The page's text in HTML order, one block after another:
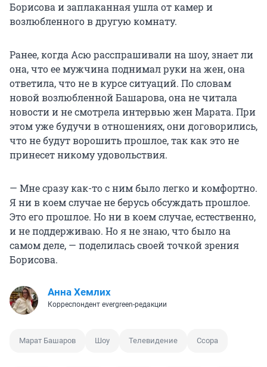
Борисова и заплаканная ушла от камер и
возлюбленного в другую комнату.
Ранее, когда Асю расспрашивали на шоу, знает ли
она, что ее мужчина поднимал руки на жен, она
ответила, что не в курсе ситуаций. По словам
новой возлюбленной Башарова, она не читала
новости и не смотрела интервью жен Марата. При
этом уже будучи в отношениях, они договорились,
что не будут ворошить прошлое, так как это не
принесет никому удовольствия.
— Мне сразу как-то с ним было легко и комфортно.
Я ни в коем случае не берусь обсуждать прошлое.
Это его прошлое. Но ни в коем случае, естественно,
и не поддерживаю. Но я не знаю, что было на
самом деле, — поделилась своей точкой зрения
Борисова.
Анна Хемлих
Корреспондент evergreen-редакции
Марат Башаров Шоу Телевидение Ссора